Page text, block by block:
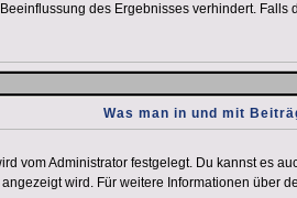
des Ergebnisses verhindert.
Was man in und mit
vom Administrator festgelegt. Du kannst es
wird. Für weitere Informationen